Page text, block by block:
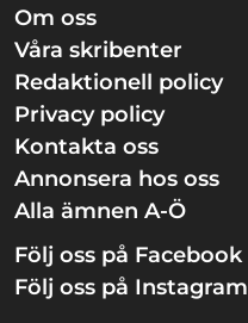
Om oss
Våra skribenter
Redaktionell policy
Privacy policy
Kontakta oss
Annonsera hos oss
Alla ämnen A-Ö
Följ oss på Facebook
Följ oss på Instagram